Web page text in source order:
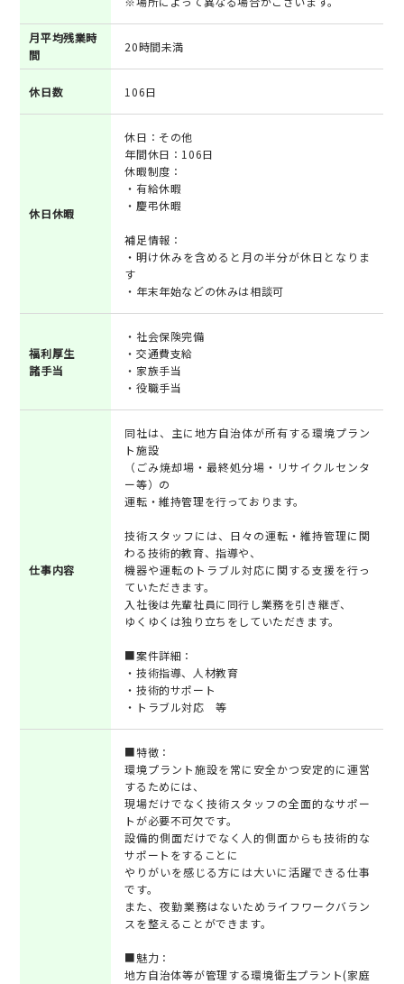
月平均残業時
間
20時間未満
休日数 106日
休日休暇
休日：その他
年間休日：106日
休暇制度：
・有給休暇
・慶弔休暇
補足情報：
・明け休みを含めると月の半分が休日となりま
す
・年末年始などの休みは相談可
福利厚生
諸手当
・社会保険完備
・交通費支給
・家族手当
・役職手当
仕事内容
同社は、主に地方自治体が所有する環境プラン
ト施設
（ごみ焼却場・最終処分場・リサイクルセンタ
ー等）の
運転・維持管理を行っております。
技術スタッフには、日々の運転・維持管理に関
わる技術的教育、指導や、
機器や運転のトラブル対応に関する支援を行っ
ていただきます。
入社後は先輩社員に同行し業務を引き継ぎ、
ゆくゆくは独り立ちをしていただきます。
■案件詳細：
・技術指導、人材教育
・技術的サポート
・トラブル対応 等
■特徴：
環境プラント施設を常に安全かつ安定的に運営
するためには、
現場だけでなく技術スタッフの全面的なサポー
トが必要不可欠です。
設備的側面だけでなく人的側面からも技術的な
サポートをすることに
やりがいを感じる方には大いに活躍できる仕事
です。
また、夜勤業務はないためライフワークバラン
スを整えることができます。
■魅力：
地方自治体等が管理する環境衛生プラント(家庭